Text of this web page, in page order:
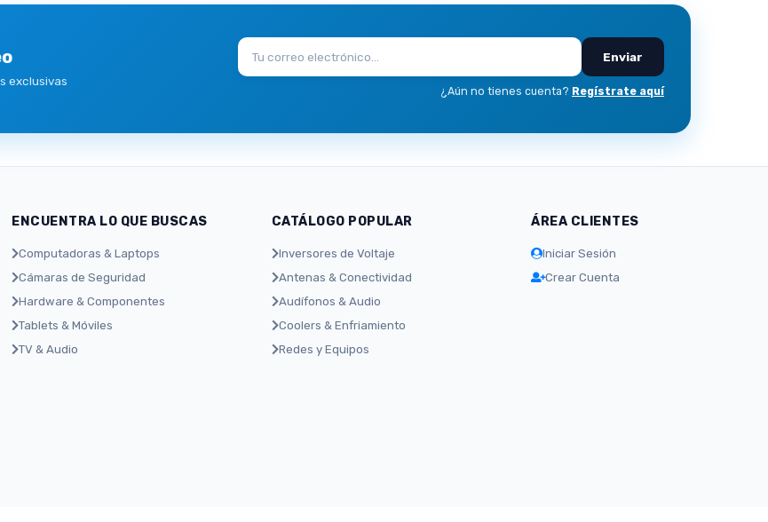
exclusivas
Enviar
¿Aún no tienes cuenta? Regístrate aquí
ENCUENTRA LO QUE BUSCAS
Computadoras & Laptops
Cámaras de Seguridad
Hardware & Componentes
Tablets & Móviles
TV & Audio
CATÁLOGO POPULAR
Inversores de Voltaje
Antenas & Conectividad
Audífonos & Audio
Coolers & Enfriamiento
Redes y Equipos
ÁREA CLIENTES
Iniciar Sesión
Crear Cuenta